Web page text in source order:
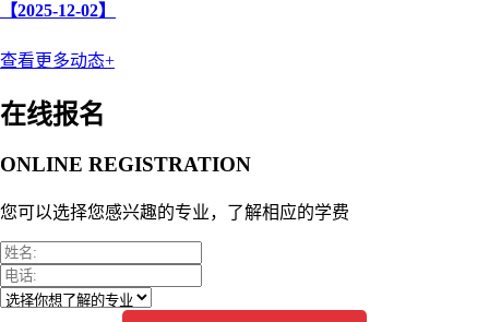
【2025-12-02】
查看更多动态+
在线报名
ONLINE REGISTRATION
您可以选择您感兴趣的专业，了解相应的学费